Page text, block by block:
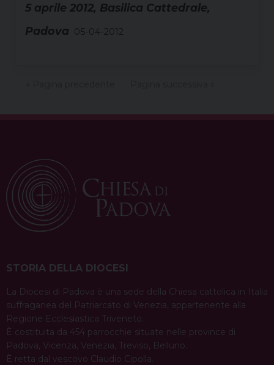
5 aprile 2012, Basilica Cattedrale,
Padova 05-04-2012
STORIA DELLA DIOCESI
La Diocesi di Padova è una sede della Chiesa cattolica in Italia
suffraganea del Patriarcato di Venezia, appartenente alla
Regione Ecclesiastica Triveneto.
È costituita da 454 parrocchie situate nelle province di
Padova, Vicenza, Venezia, Treviso, Belluno.
È retta dal vescovo Claudio Cipolla.